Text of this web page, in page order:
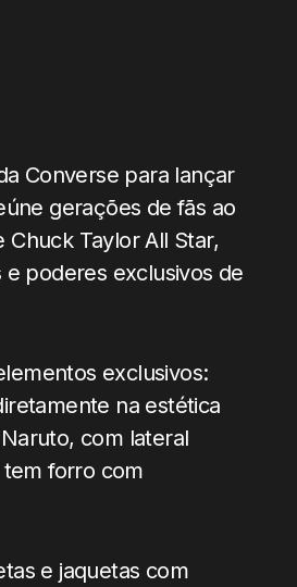
Converse para lançar
gerações de fãs ao
Taylor All Star,
poderes exclusivos de
exclusivos:
na estética
com lateral
forro com
e jaquetas com